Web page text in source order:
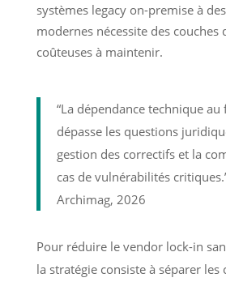
systèmes legacy on-premise à
modernes nécessite des couches
coûteuses à maintenir.
“La dépendance technique
dépasse les questions
gestion des correctifs et la
cas de vulnérabilités
Archimag, 2026
Pour réduire le vendor lock-in
la stratégie consiste à séparer les